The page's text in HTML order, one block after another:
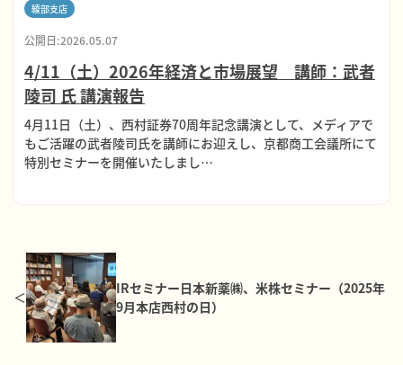
綾部支店
公開日:2026.05.07
4/11（土）2026年経済と市場展望 講師：武者
陵司 氏 講演報告
4月11日（土）、西村証券70周年記念講演として、メディアで
もご活躍の武者陵司氏を講師にお迎えし、京都商工会議所にて
特別セミナーを開催いたしまし…
IRセミナー日本新薬㈱、米株セミナー（2025年
9月本店西村の日）